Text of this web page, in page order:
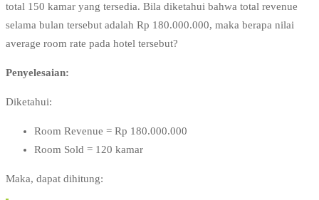
total 150 kamar yang tersedia. Bila diketahui bahwa total revenue
selama bulan tersebut adalah Rp 180.000.000, maka berapa nilai
average room rate pada hotel tersebut?
Penyelesaian:
Diketahui:
Room Revenue = Rp 180.000.000
Room Sold = 120 kamar
Maka, dapat dihitung: